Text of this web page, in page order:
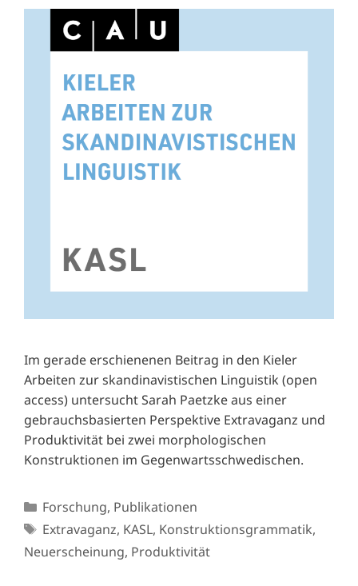
Im gerade erschienenen Beitrag in den Kieler
Arbeiten zur skandinavistischen Linguistik (open
access) untersucht Sarah Paetzke aus einer
gebrauchsbasierten Perspektive Extravaganz und
Produktivität bei zwei morphologischen
Konstruktionen im Gegenwartsschwedischen.
Kategorien
Forschung, Publikationen
Schlagwörter
Extravaganz, KASL, Konstruktionsgrammatik,
Neuerscheinung, Produktivität